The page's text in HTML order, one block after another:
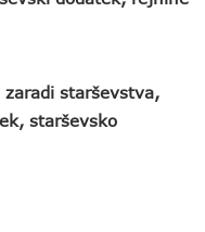
starševstva,
starševsko